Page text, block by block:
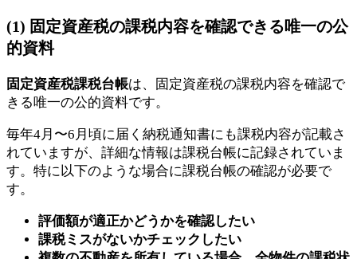
(1) 固定資産税の課税内容を確認できる唯一の公
的資料
固定資産税課税台帳は、固定資産税の課税内容を確認で
きる唯一の公的資料です。
毎年4月〜6月頃に届く納税通知書にも課税内容が記載さ
れていますが、詳細な情報は課税台帳に記録されていま
す。特に以下のような場合に課税台帳の確認が必要で
す。
評価額が適正かどうかを確認したい
課税ミスがないかチェックしたい